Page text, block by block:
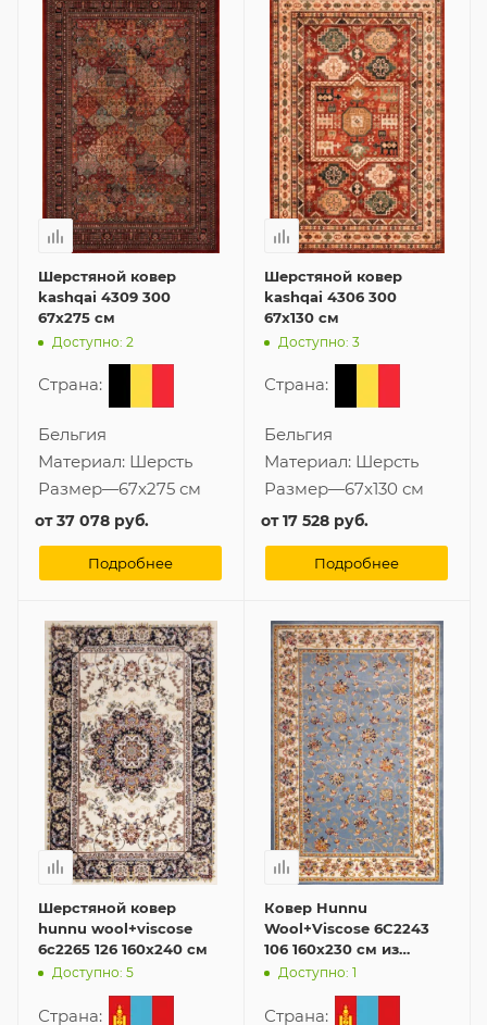
Шерстяной ковер
kashqai 4309 300
67x275 см
Доступно: 2
Страна:
Бельгия
Материал: Шерсть
Размер—67x275 см
от37 078 руб.
Подробнее
Шерстяной ковер
kashqai 4306 300
67x130 см
Доступно: 3
Страна:
Бельгия
Материал: Шерсть
Размер—67x130 см
от17 528 руб.
Подробнее
Шерстяной ковер
hunnu wool+viscose
6c2265 126 160x240 см
Доступно: 5
Страна:
Ковер Hunnu
Wool+Viscose 6C2243
106 160x230 см из
шерсти
Доступно: 1
Страна: